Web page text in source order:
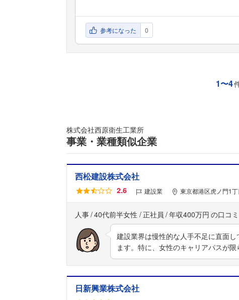
参考になった 0
1〜4
株式会社西原衛生工業所
事業・業種類似企業
西松建設株式会社
2.6 建設業 東京都港区虎ノ門1
人事 40代前半女性 正社員 年収400万円
建設業界は慢性的な人手不足に直面
ます。特に、女性のキャリアパスが
日新興業株式会社